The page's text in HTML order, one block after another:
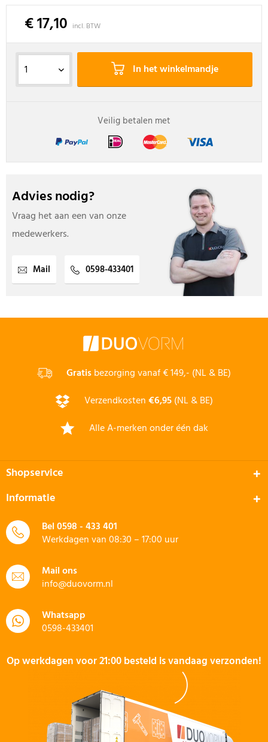
€ 17,10 incl. BTW
In het winkelmandje
Veilig betalen met
Advies nodig?
Vraag het aan een van onze
medewerkers.
Mail 0598-433401
Gratisbezorging vanaf € 149,- (NL & BE)
Verzendkosten€6,95(NL & BE)
Alle A-merken onder één dak
Shopservice
Informatie
Bel0598 - 433 401
Werkdagen van 08:30 – 17:00 uur
Mail ons
info@duovorm.nl
Whatsapp
0598-433401
Op werkdagen voor 21:00 besteld is vandaag verzonden!